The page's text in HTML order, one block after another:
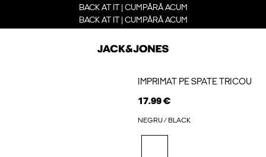
BACK AT IT | CUMPĂRĂ ACUM
BACK AT IT | CUMPĂRĂ ACUM
IMPRIMAT PE SPATE TRICOU
17.99 €
NEGRU / BLACK